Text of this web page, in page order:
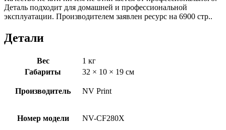
Деталь подходит для домашней и профессиональной
эксплуатации. Производителем заявлен ресурс на 6900 стр..
Детали
Вес
1 кг
Габариты
32 × 10 × 19 см
Производитель NV Print
Номер модели NV-CF280X